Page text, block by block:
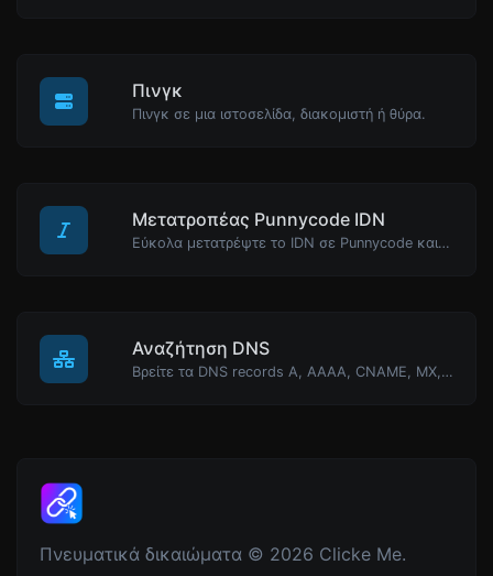
Πινγκ
Πινγκ σε μια ιστοσελίδα, διακομιστή ή θύρα.
Μετατροπέας Punnycode IDN
Εύκολα μετατρέψτε το IDN σε Punnycode και πίσω.
Αναζήτηση DNS
Βρείτε τα DNS records A, AAAA, CNAME, MX, NS, TXT, SOA ενός host.
Πνευματικά δικαιώματα © 2026 Clicke Me.